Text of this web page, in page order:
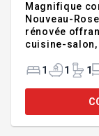
Magnifique
Nouveau-
rénovée
cuisine-salon,
à pied de la
proximité
Louisiane et
1 1 1